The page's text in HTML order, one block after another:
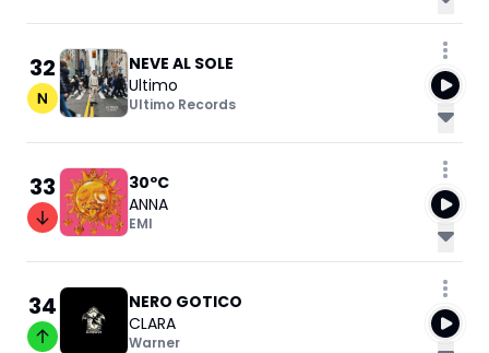
32
NEVE AL SOLE
Ultimo
Ultimo Records
33
30ºC
ANNA
EMI
34
NERO GOTICO
CLARA
Warner